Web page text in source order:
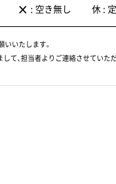
× : 空き無し 休 :
いたします。
て、担当者よりご連絡させていた